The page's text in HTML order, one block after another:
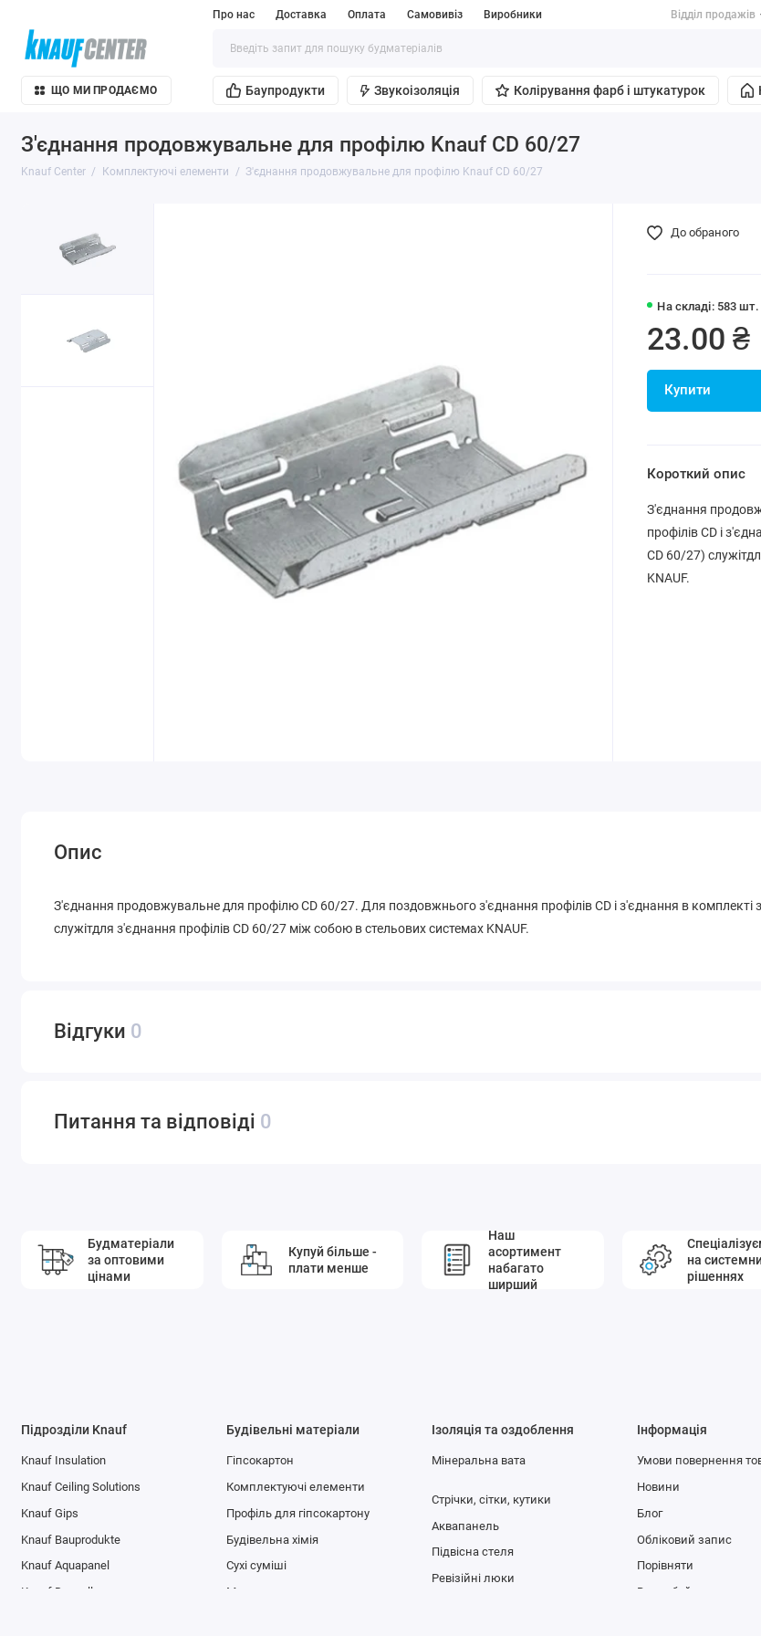
Про нас Доставка Оплата Самовивіз Виробники Відділ продажів
ЩО МИ ПРОДАЄМО Баупродукти Звукоізоляція Колірування фарб і штукатурок
З'єднання продовжувальне для профілю Knauf CD 60/27
Knauf Center Комплектуючі елементи З'єднання продовжувальне для профілю Knauf CD 60/27
На складі: 583 шт.
23.00 ₴
Купити
До обраного
Короткий опис
З'єднання
профілів CD і
CD 60/27)
KNAUF.
Опис
З'єднання продовжувальне для профілю CD 60/27. Для поздовжнього з'єднання профілів CD і з'єднання в комплекті
служітдля з'єднання профілів CD 60/27 між собою в стельових системах KNAUF.
Відгуки 0
Питання та відповіді 0
Будматеріали
за оптовими
цінами
Купуй більше -
плати менше
Наш
асортимент
набагато
ширший
на
рішеннях
Підрозділи Knauf
Knauf Insulation
Knauf Ceiling Solutions
Knauf Gips
Knauf Bauprodukte
Knauf Aquapanel
Knauf Drywall
Будівельні матеріали
Гіпсокартон
Комплектуючі елементи
Профіль для гіпсокартону
Будівельна хімія
Сухі суміші
Метизи
Ізоляція та оздоблення
Мінеральна вата
Стрічки, сітки, кутики
Аквапанель
Підвісна стеля
Ревізійні люки
Інформація
Умови повернення
Новини
Блог
Обліковий запис
Порівняти
Вподобайки